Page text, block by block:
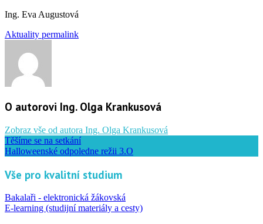
Ing. Eva Augustová
Aktuality permalink
O autorovi Ing. Olga Krankusová
Zobraz vše od autora Ing. Olga Krankusová
Těšíme se na setkání
Halloweenské odpoledne režii 3.O
Vše pro kvalitní studium
Bakalaři - elektronická žákovská
E-learning (studijní materiály a cesty)